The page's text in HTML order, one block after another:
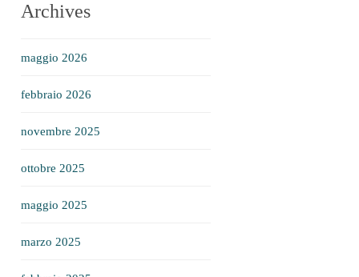
Archives
maggio 2026
febbraio 2026
novembre 2025
ottobre 2025
maggio 2025
marzo 2025